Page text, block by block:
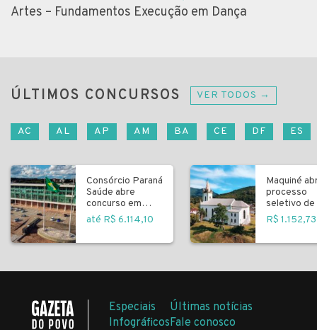
Artes – Fundamentos Execução em Dança
ÚLTIMOS CONCURSOS VER TODOS →
AC AL AP AM BA CE DF ES
Consórcio Paraná
Saúde abre
concurso em
Curitiba
até R$ 6.114,10
Maquiné
processo
seletivo de
R$ 1.152,73
Especiais
Infográficos
Últimas notícias
Fale conosco